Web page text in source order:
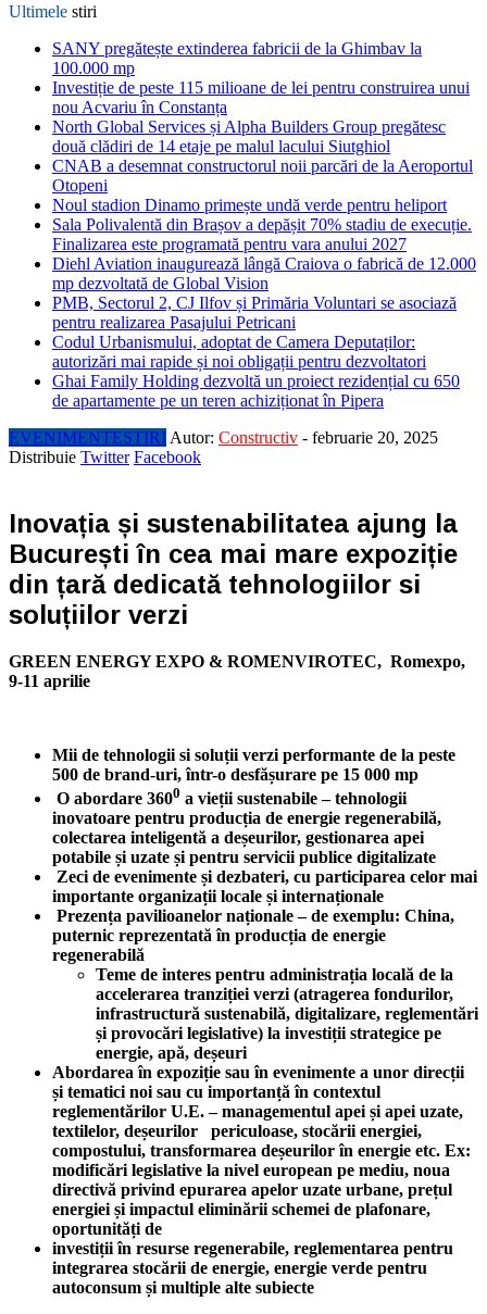
Ultimele stiri
SANY pregătește extinderea fabricii de la Ghimbav la
100.000 mp
Investiție de peste 115 milioane de lei pentru construirea unui
nou Acvariu în Constanța
North Global Services și Alpha Builders Group pregătesc
două clădiri de 14 etaje pe malul lacului Siutghiol
CNAB a desemnat constructorul noii parcări de la Aeroportul
Otopeni
Noul stadion Dinamo primește undă verde pentru heliport
Sala Polivalentă din Brașov a depășit 70% stadiu de execuție.
Finalizarea este programată pentru vara anului 2027
Diehl Aviation inaugurează lângă Craiova o fabrică de 12.000
mp dezvoltată de Global Vision
PMB, Sectorul 2, CJ Ilfov și Primăria Voluntari se asociază
pentru realizarea Pasajului Petricani
Codul Urbanismului, adoptat de Camera Deputaților:
autorizări mai rapide și noi obligații pentru dezvoltatori
Ghai Family Holding dezvoltă un proiect rezidențial cu 650
de apartamente pe un teren achiziționat în Pipera
EVENIMENTESTIRI Autor: Constructiv - februarie 20, 2025
Distribuie Twitter Facebook
Inovația și sustenabilitatea ajung la
București în cea mai mare expoziție
din țară dedicată tehnologiilor si
soluțiilor verzi
GREEN ENERGY EXPO & ROMENVIROTEC, Romexpo,
9-11 aprilie
Mii de tehnologii si soluții verzi performante de la peste
500 de brand-uri, într-o desfășurare pe 15 000 mp
O abordare 3600 a vieții sustenabile – tehnologii
inovatoare pentru producția de energie regenerabilă,
colectarea inteligentă a deșeurilor, gestionarea apei
potabile și uzate și pentru servicii publice digitalizate
Zeci de evenimente și dezbateri, cu participarea celor mai
importante organizații locale și internaționale
Prezența pavilioanelor naționale – de exemplu: China,
puternic reprezentată în producția de energie
regenerabilă
Teme de interes pentru administrația locală de la
accelerarea tranziției verzi (atragerea fondurilor,
infrastructură sustenabilă, digitalizare, reglementări
și provocări legislative) la investiții strategice pe
energie, apă, deșeuri
Abordarea în expoziție sau în evenimente a unor direcții
și tematici noi sau cu importanță în contextul
reglementărilor U.E. – managementul apei și apei uzate,
textilelor, deșeurilor periculoase, stocării energiei,
compostului, transformarea deșeurilor în energie etc. Ex:
modificări legislative la nivel european pe mediu, noua
directivă privind epurarea apelor uzate urbane, prețul
energiei și impactul eliminării schemei de plafonare,
oportunități de
investiții în resurse regenerabile, reglementarea pentru
integrarea stocării de energie, energie verde pentru
autoconsum și multiple alte subiecte